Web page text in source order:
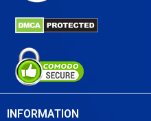
INFORMATION